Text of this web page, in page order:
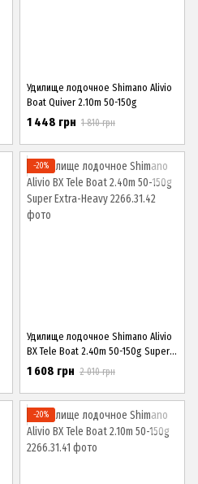
Удилище лодочное Shimano Alivio
Boat Quiver 2.10m 50-150g
1 448 грн 1 810 грн
−20%
Удилище лодочное Shimano Alivio
BX Tele Boat 2.40m 50-150g Super
Extra-Heavy
1 608 грн 2 010 грн
−20%